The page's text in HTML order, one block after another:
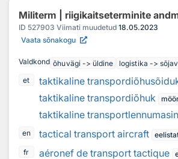
Militerm | riigikaitseterminite
ID 527903 Viimati muudetud 18.05.2023
Vaata sõnakogu
Valdkond õhuvägi -> üldine
logistika ->
et
taktikaline
taktikaline transpordiõhuk
taktikaline transportlennumasin
en
tactical transport aircraft
fr
aéronef de transport tactique